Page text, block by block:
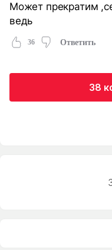
Может прекратим
ведь
36 Ответить
38